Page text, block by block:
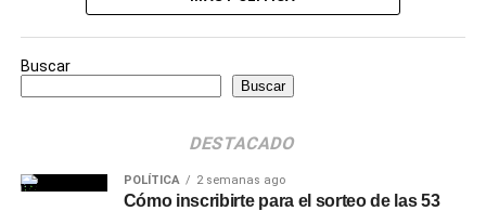
Buscar
Buscar
DESTACADO
POLÍTICA 2 semanas ago
Cómo inscribirte para el sorteo de las 53